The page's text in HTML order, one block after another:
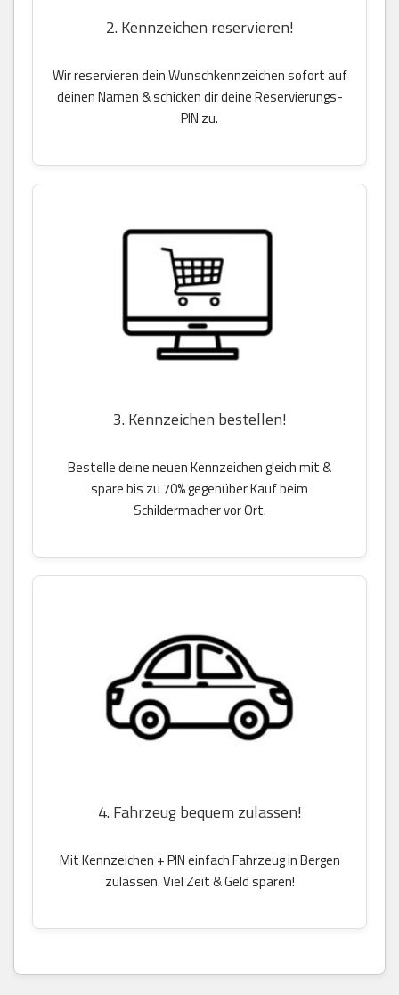
2. Kennzeichen reservieren!
Wir reservieren dein Wunschkennzeichen sofort auf
deinen Namen & schicken dir deine Reservierungs-
PIN zu.
3. Kennzeichen bestellen!
Bestelle deine neuen Kennzeichen gleich mit &
spare bis zu 70% gegenüber Kauf beim
Schildermacher vor Ort.
4. Fahrzeug bequem zulassen!
Mit Kennzeichen + PIN einfach Fahrzeug in Bergen
zulassen. Viel Zeit & Geld sparen!